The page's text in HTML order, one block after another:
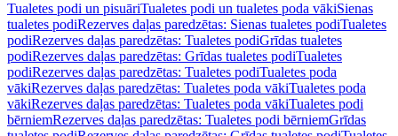
Tualetes podi un pisuāriTualetes podi un tualetes poda vākiSienas
tualetes podiRezerves daļas paredzētas: Sienas tualetes podiTualetes
podiRezerves daļas paredzētas: Tualetes podiGrīdas tualetes
podiRezerves daļas paredzētas: Grīdas tualetes podiTualetes
podiRezerves daļas paredzētas: Tualetes podiTualetes poda
vākiRezerves daļas paredzētas: Tualetes poda vākiTualetes poda
vākiRezerves daļas paredzētas: Tualetes poda vākiTualetes podi
bērniemRezerves daļas paredzētas: Tualetes podi bērniemGrīdas